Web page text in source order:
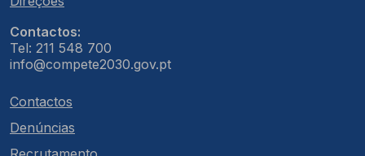
Contactos:
Tel: 211 548 700
info@compete2030.gov.pt
Contactos
Denúncias